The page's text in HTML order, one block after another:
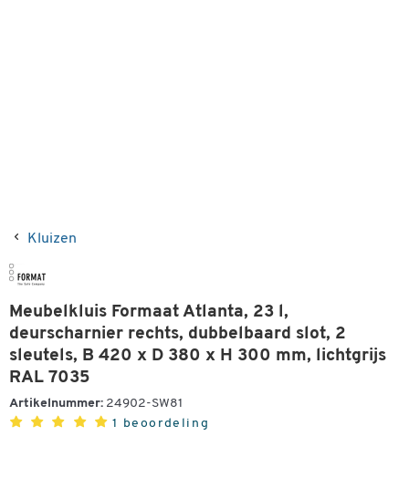
Kluizen
Meubelkluis Formaat Atlanta, 23 l,
deurscharnier rechts, dubbelbaard slot, 2
sleutels, B 420 x D 380 x H 300 mm, lichtgrijs
RAL 7035
Artikelnummer: 24902-SW81
1 beoordeling